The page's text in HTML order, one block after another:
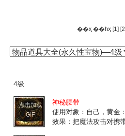
��ҳ ��һҳ [1]
4级
点击加载
GIF
神秘腰带
使用对象：自己，黄金
效果：把魔法攻击对携